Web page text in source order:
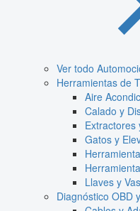
Ver todo
Herramientas de
Aire
Calado y
Extractores
Gatos y
Llaves y
Diagnóstico OBD